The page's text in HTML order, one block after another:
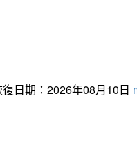
日期：2026年08月10日